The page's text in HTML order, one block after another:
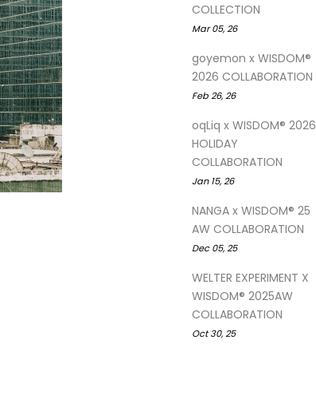
COLLECTION
Mar 05, 26
goyemon x WISDOM®
2026 COLLABORATION
Feb 26, 26
oqLiq x WISDOM® 2026
HOLIDAY
COLLABORATION
Jan 15, 26
NANGA x WISDOM® 25
AW COLLABORATION
Dec 05, 25
WELTER EXPERIMENT X
WISDOM® 2025AW
COLLABORATION
Oct 30, 25